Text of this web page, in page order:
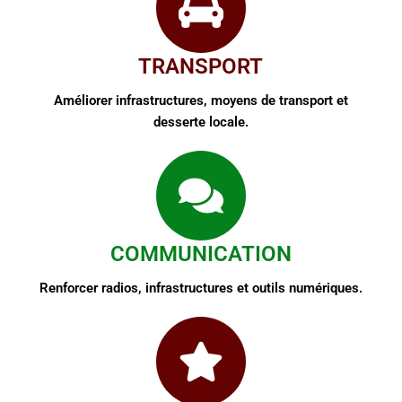
TRANSPORT
Améliorer infrastructures, moyens de transport et
desserte locale.
COMMUNICATION
Renforcer radios, infrastructures et outils numériques.